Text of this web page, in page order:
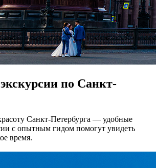
по Санкт-
Санкт-Петербурга — удобные
с опытным гидом помогут увидеть
время.